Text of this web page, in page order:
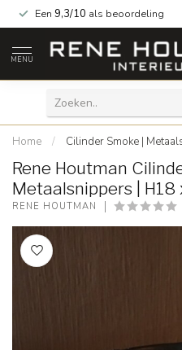
Een 9,3/10 als beoordeling
MENU
Home / Cilinder Smoke |
Rene Houtman
Metaalsnippers | H18
RENE HOUTMAN